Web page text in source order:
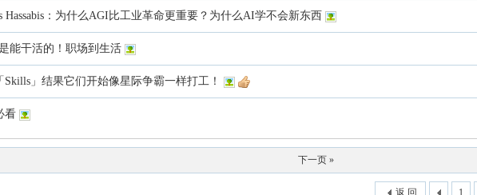
Hassabis：为什么AGI比工业革命更重要？为什么AI学不会新东西
能干活的！职场到生活
」结果它们开始像星际争霸一样打工！
看
下一页 »
1
返 回